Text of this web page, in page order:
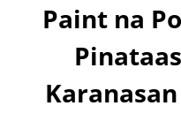
Paint na